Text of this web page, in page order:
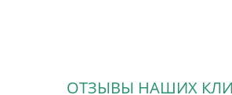
ОТЗЫВЫ НАШИХ